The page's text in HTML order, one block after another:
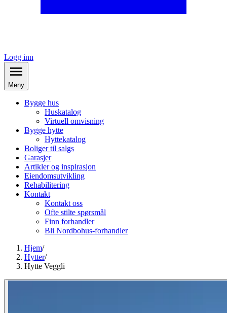
Logg inn
Meny
Bygge hus
Huskatalog
Virtuell omvisning
Bygge hytte
Hyttekatalog
Boliger til salgs
Garasjer
Artikler og inspirasjon
Eiendomsutvikling
Rehabilitering
Kontakt
Kontakt oss
Ofte stilte spørsmål
Finn forhandler
Bli Nordbohus-forhandler
Hjem/
Hytter/
Hytte Veggli